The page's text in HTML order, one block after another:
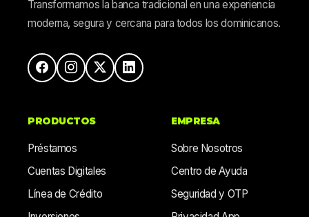
Transformamos la banca tradicional en una experiencia
moderna, segura y cercana para todos los dominicanos.
PRODUCTOS
Préstamos
Cuentas Digitales
Línea de Crédito
EMPRESA
Sobre Nosotros
Centro de Ayuda
Seguridad y OTP